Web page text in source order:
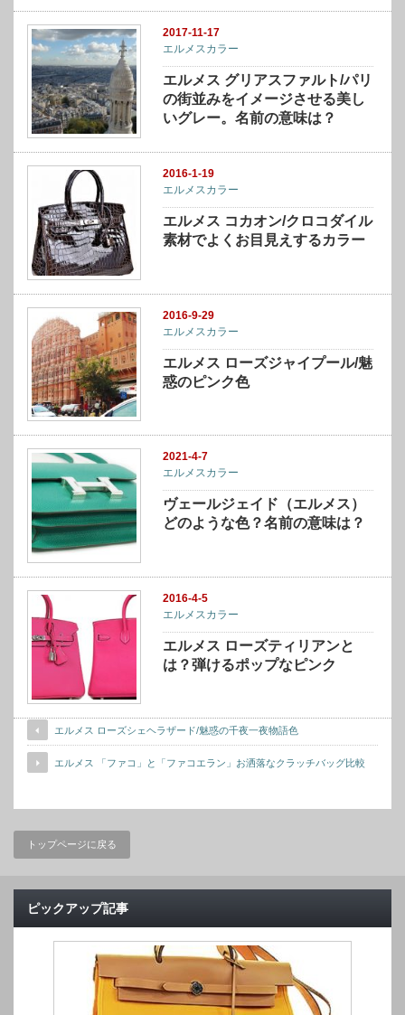
2017-11-17
エルメスカラー
エルメス グリアスファルト/パリ
の街並みをイメージさせる美し
いグレー。名前の意味は？
2016-1-19
エルメスカラー
エルメス コカオン/クロコダイル
素材でよくお目見えするカラー
2016-9-29
エルメスカラー
エルメス ローズジャイプール/魅
惑のピンク色
2021-4-7
エルメスカラー
ヴェールジェイド（エルメス）
どのような色？名前の意味は？
2016-4-5
エルメスカラー
エルメス ローズティリアンと
は？弾けるポップなピンク
エルメス ローズシェヘラザード/魅惑の千夜一夜物語色
エルメス 「ファコ」と「ファコエラン」お洒落なクラッチバッグ比較
トップページに戻る
ピックアップ記事